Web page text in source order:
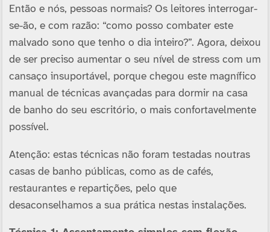
Então e nós, pessoas normais? Os leitores interrogar-
se-ão, e com razão: “como posso combater este
malvado sono que tenho o dia inteiro?”. Agora, deixou
de ser preciso aumentar o seu ní­vel de stress com um
cansaço insuportável, porque chegou este magní­fico
manual de técnicas avançadas para dormir na casa
de banho do seu escritório, o mais confortavelmente
possí­vel.
Atenção: estas técnicas não foram testadas noutras
casas de banho públicas, como as de cafés,
restaurantes e repartições, pelo que
desaconselhamos a sua prática nestas instalações.